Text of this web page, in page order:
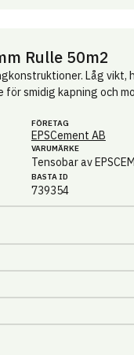
Rulle 50m2
Låg
för smidig kapning och
FÖRETAG
EPSCement AB
VARUMÄRKE
Tensobar av
BASTA ID
739354